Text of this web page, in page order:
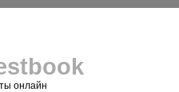
онлайн